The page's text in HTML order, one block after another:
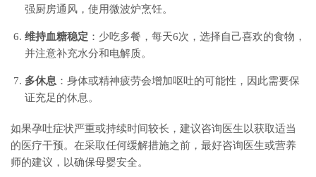
强厨房通风，使用微波炉烹饪。
维持血糖稳定 ：少吃多餐，每天6次，选择自己喜欢的食物，
并注意补充水分和电解质。
多休息 ：身体或精神疲劳会增加呕吐的可能性，因此需要保
证充足的休息。
如果孕吐症状严重或持续时间较长，建议咨询医生以获取适当
的医疗干预。在采取任何缓解措施之前，最好咨询医生或营养
师的建议，以确保母婴安全。